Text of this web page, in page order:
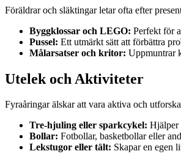
Föräldrar och släktingar letar ofta efter
Byggklossar och LEGO: Perfekt för
Pussel: Ett utmärkt sätt att förbättra
Målarsatser och kritor: Uppmuntrar
Utelek och Aktiviteter
Fyraåringar älskar att vara aktiva och
Tre-hjuling eller sparkcykel: Hjälper
Bollar: Fotbollar, basketbollar eller
Lekstugor eller tält: Skapar en egen